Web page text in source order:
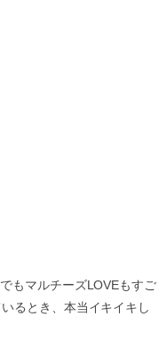
もマルチーズLOVEもすご
るとき、本当イキイキし